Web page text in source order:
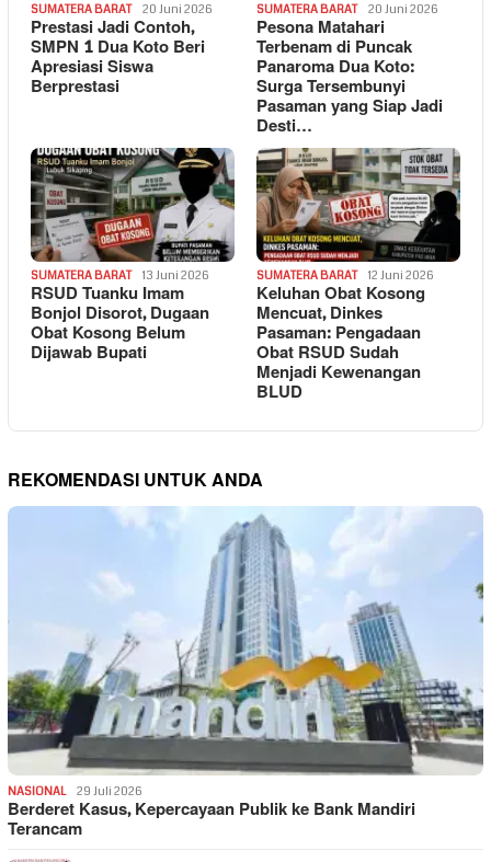
SUMATERA BARAT 20 Juni 2026
Prestasi Jadi Contoh,
SMPN 1 Dua Koto Beri
Apresiasi Siswa
Berprestasi
SUMATERA BARAT 20 Juni 2026
Pesona Matahari
Terbenam di Puncak
Panaroma Dua Koto:
Surga Tersembunyi
Pasaman yang Siap Jadi
Desti…
SUMATERA BARAT 13 Juni 2026
RSUD Tuanku Imam
Bonjol Disorot, Dugaan
Obat Kosong Belum
Dijawab Bupati
SUMATERA BARAT 12 Juni 2026
Keluhan Obat Kosong
Mencuat, Dinkes
Pasaman: Pengadaan
Obat RSUD Sudah
Menjadi Kewenangan
BLUD
REKOMENDASI UNTUK ANDA
NASIONAL 29 Juli 2026
Berderet Kasus, Kepercayaan Publik ke Bank Mandiri
Terancam